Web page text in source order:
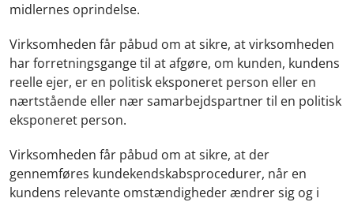
midlernes oprindelse.
Virksomheden får påbud om at sikre, at virksomheden
har forretningsgange til at afgøre, om kunden, kundens
reelle ejer, er en politisk eksponeret person eller en
nærtstående eller nær samarbejdspartner til en politisk
eksponeret person.
Virksomheden får påbud om at sikre, at der
gennemføres kundekendskabsprocedurer, når en
kundens relevante omstændigheder ændrer sig og i